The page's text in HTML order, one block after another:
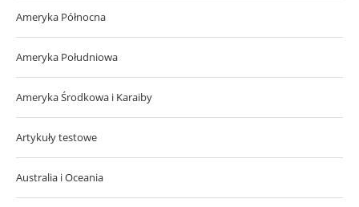
Ameryka Północna
Ameryka Południowa
Ameryka Środkowa i Karaiby
Artykuły testowe
Australia i Oceania